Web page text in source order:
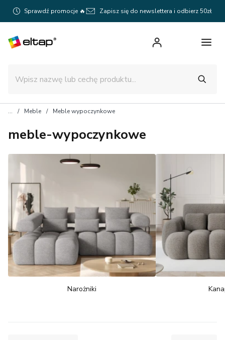
Sprawdź promocje 🔥 Zapisz się do newslettera i odbierz 50zł
Meble Meble wypoczynkowe
meble-wypoczynkowe
Narożniki